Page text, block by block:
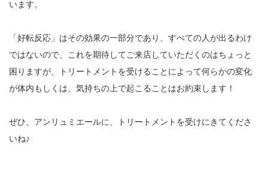
います。
「好転反応」はその効果の一部分であり、すべての人が出るわけ
ではないので、これを期待してご来店していただくのはちょっと
困りますが、トリートメントを受けることによって何らかの変化
が体内もしくは、気持ちの上で起こることはお約束します！
ぜひ、アンリュミエールに、トリートメントを受けにきてくださ
いね♪